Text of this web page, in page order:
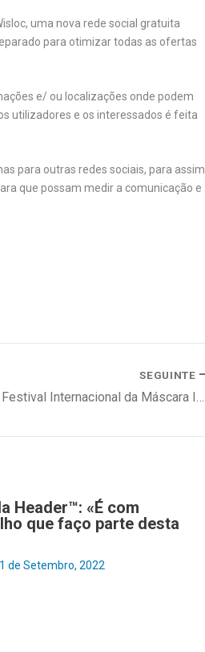
uma nova rede social gratuita
para otimizar todas as ofertas
e/ ou localizações onde podem
utilizadores e os interessados é feita
para outras redes sociais, para assim
que possam medir a comunicação e
SEGUINTE
«XII Festival Internacional da Máscara Ibérica»
Header™: «É com
que faço parte desta
de Setembro, 2022